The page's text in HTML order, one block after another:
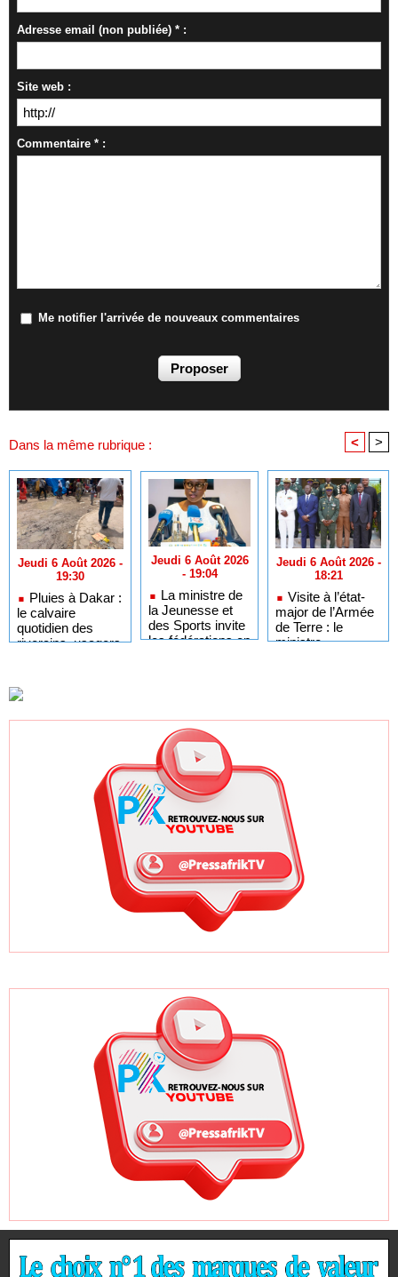
Adresse email (non publiée) * :
Site web :
Commentaire * :
Me notifier l'arrivée de nouveaux commentaires
Dans la même rubrique : < >
Jeudi 6 Août 2026 -
19:30
Pluies à Dakar :
le calvaire
quotidien des
riverains, usagers
Jeudi 6 Août 2026
- 19:04
La ministre de
la Jeunesse et
des Sports invite
les fédérations en
Jeudi 6 Août 2026 -
18:21
Visite à l’état-
major de l’Armée
de Terre : le
ministre